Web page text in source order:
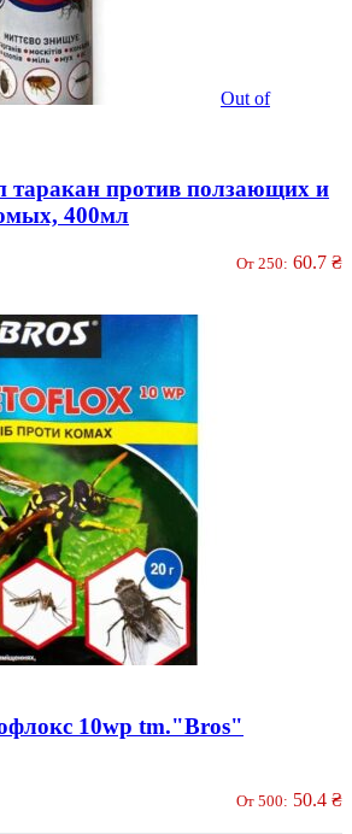
Out of
таракан против ползающих и
400мл
От 250: 60.7 ₴
10wp tm."Bros"
От 500: 50.4 ₴